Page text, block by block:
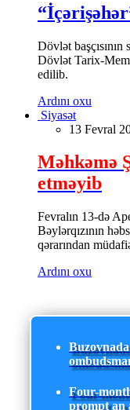
Dövlət
Dövlət Tarix-
edilib.
Ardını oxu
Siyasət
13 Fevral
Məhkəmə
etməyib
Fevralın 13-də
Bəylərqızının
qərarından
Ardını oxu
Four-
prompt an